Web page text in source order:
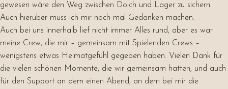
gewesen wäre den Weg zwischen Dolch und Lager zu sichern.
Auch hierüber muss ich mir noch mal Gedanken machen.
Auch bei uns innerhalb lief nicht immer Alles rund, aber es war
meine Crew, die mir – gemeinsam mit Spielenden Crews –
wenigstens etwas Heimatgefühl gegeben haben. Vielen Dank für
die vielen schönen Momente, die wir gemeinsam hatten, und auch
für den Support an dem einen Abend, an dem bei mir die